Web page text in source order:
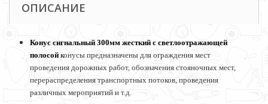
ОПИСАНИЕ
Конус сигнальный 300мм жесткий с светлоотражающей
полосой конусы предназначены для ограждения мест
проведения дорожных работ, обозначения стояночных мест,
перераспределения транспортных потоков, проведения
различных мероприятий и т.д.